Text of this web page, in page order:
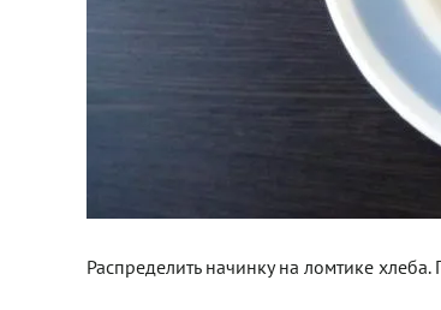
Распределить начинку на ломтике